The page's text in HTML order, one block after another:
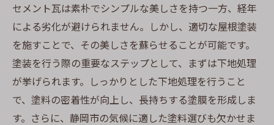
セメント瓦は素朴でシンプルな美しさを持つ一方、経年
による劣化が避けられません。しかし、適切な屋根塗装
を施すことで、その美しさを蘇らせることが可能です。
塗装を行う際の重要なステップとして、まずは下地処理
が挙げられます。しっかりとした下地処理を行うこと
で、塗料の密着性が向上し、長持ちする塗膜を形成しま
す。さらに、静岡市の気候に適した塗料選びも欠かせま